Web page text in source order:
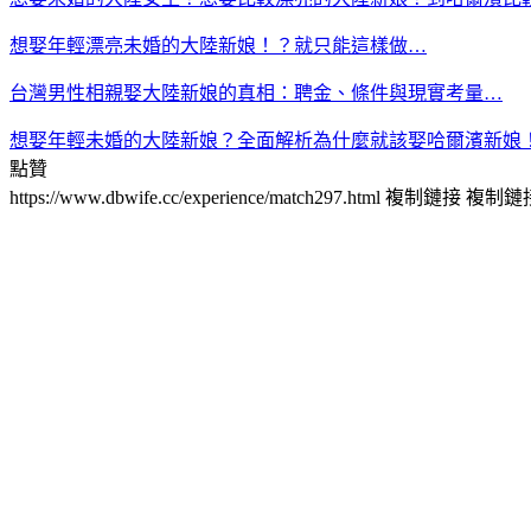
想娶年輕漂亮未婚的大陸新娘！？就只能這樣做…
台灣男性相親娶大陸新娘的真相：聘金、條件與現實考量…
想娶年輕未婚的大陸新娘？全面解析為什麼就該娶哈爾濱新娘
點贊
https://www.dbwife.cc/experience/match297.html 複制鏈接 複制鏈